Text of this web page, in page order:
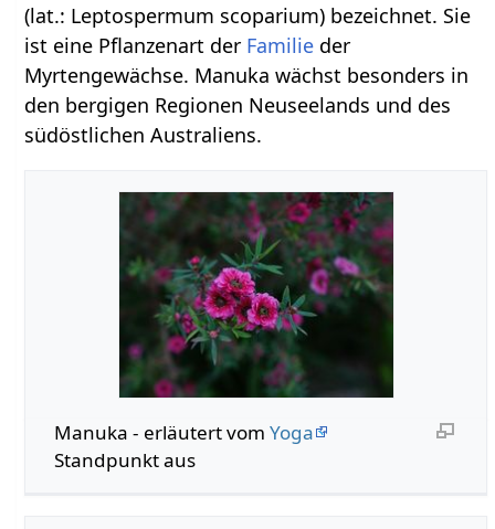
(lat.: Leptospermum scoparium) bezeichnet. Sie
ist eine Pflanzenart der Familie der
Myrtengewächse. Manuka wächst besonders in
den bergigen Regionen Neuseelands und des
südöstlichen Australiens.
Manuka - erläutert vom Yoga
Standpunkt aus